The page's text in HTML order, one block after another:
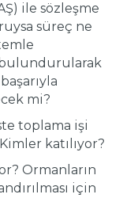
ile sözleşme
süreç ne
mi?
toplama işi
katılıyor?
Ormanların
için